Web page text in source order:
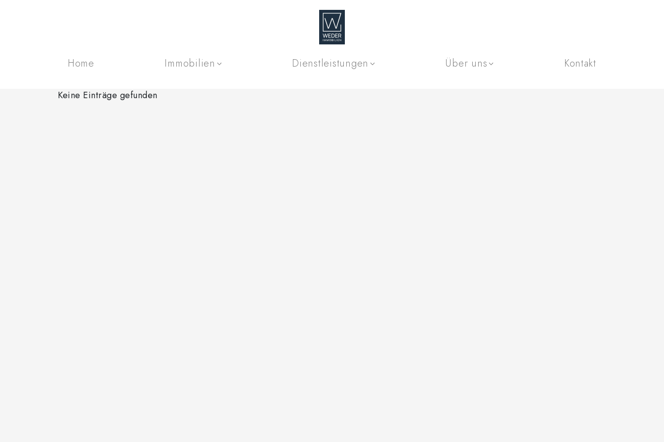
Home Immobilien Dienstleistungen Über uns Kontakt
Keine Einträge gefunden